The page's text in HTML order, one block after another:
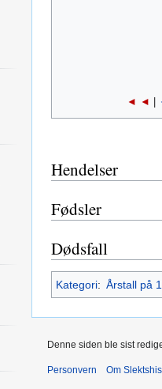
◄ ◄ |
Hendelser
Fødsler
Dødsfall
Kategori: Årstall på
Denne siden ble sist
Personvern Om